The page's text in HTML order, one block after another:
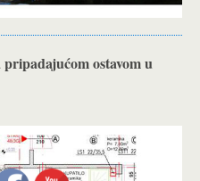
ostavom u